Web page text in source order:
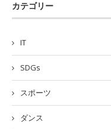
カテゴリー
IT
SDGs
スポーツ
ダンス